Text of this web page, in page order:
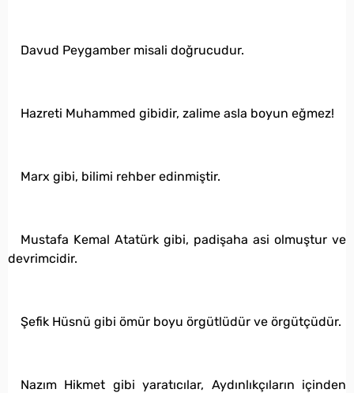
Davud Peygamber misali doğrucudur.
Hazreti Muhammed gibidir, zalime asla boyun eğmez!
Marx gibi, bilimi rehber edinmiştir.
Mustafa Kemal Atatürk gibi, padişaha asi olmuştur ve
devrimcidir.
Şefik Hüsnü gibi ömür boyu örgütlüdür ve örgütçüdür.
Nazım Hikmet gibi yaratıcılar, Aydınlıkçıların içinden